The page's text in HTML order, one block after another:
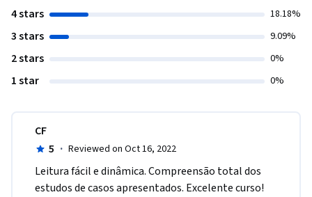
4 stars 18.18%
3 stars 9.09%
2 stars 0%
1 star 0%
CF
5 · Reviewed on Oct 16, 2022
L​eitura fácil e dinâmica. Compreensão total dos
estudos de casos apresentados. Excelente curso!